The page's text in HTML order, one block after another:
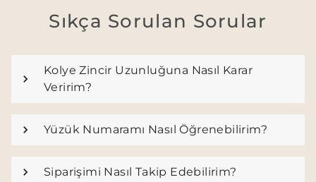
Sıkça Sorulan Sorular
Kolye Zincir Uzunluğuna Nasıl Karar
Veririm?
Yüzük Numaramı Nasıl Öğrenebilirim?
Siparişimi Nasıl Takip Edebilirim?